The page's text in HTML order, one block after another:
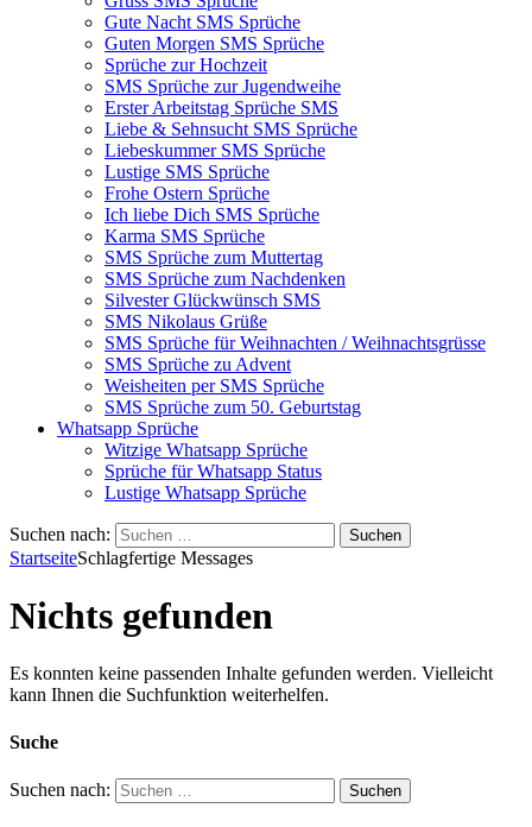
Gute Nacht SMS Sprüche
Guten Morgen SMS Sprüche
Sprüche zur Hochzeit
SMS Sprüche zur Jugendweihe
Erster Arbeitstag Sprüche SMS
Liebe & Sehnsucht SMS Sprüche
Liebeskummer SMS Sprüche
Lustige SMS Sprüche
Frohe Ostern Sprüche
Ich liebe Dich SMS Sprüche
Karma SMS Sprüche
SMS Sprüche zum Muttertag
SMS Sprüche zum Nachdenken
Silvester Glückwünsch SMS
SMS Nikolaus Grüße
SMS Sprüche für Weihnachten / Weihnachtsgrüsse
SMS Sprüche zu Advent
Weisheiten per SMS Sprüche
SMS Sprüche zum 50. Geburtstag
Whatsapp Sprüche
Witzige Whatsapp Sprüche
Sprüche für Whatsapp Status
Lustige Whatsapp Sprüche
Suchen nach:
StartseiteSchlagfertige Messages
Nichts gefunden
Es konnten keine passenden Inhalte gefunden werden. Vielleicht
kann Ihnen die Suchfunktion weiterhelfen.
Suche
Suchen nach: